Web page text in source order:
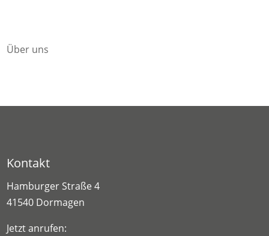
Über uns
Kontakt
Hamburger Straße 4
41540 Dormagen
Jetzt anrufen: